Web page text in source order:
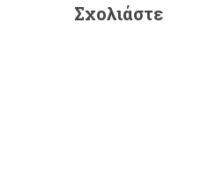
Σχολιάστε